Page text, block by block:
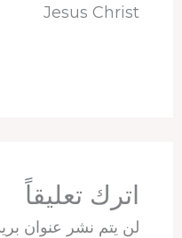
Jesus Christ
اترك تعليقاً
لن يتم نشر عنوان